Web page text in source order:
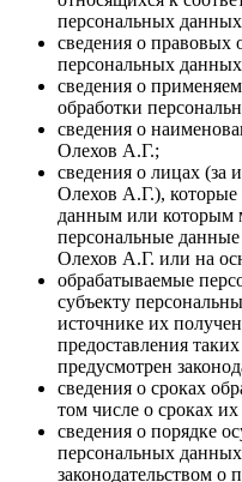
персональных
сведения о правовых
персональных
сведения о
обработки
сведения о
Олехов А.Г.;
сведения о лицах (за
Олехов А.Г.),
данным или которым
персональные
Олехов А.Г. или на
обрабатываемые
субъекту
источнике их
предоставления
предусмотрен
сведения о сроках
том числе о сроках
сведения о порядке
персональных
законодательством о